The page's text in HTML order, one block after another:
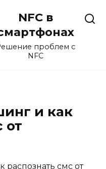
NFC в
проблем с
NFC
и как
от